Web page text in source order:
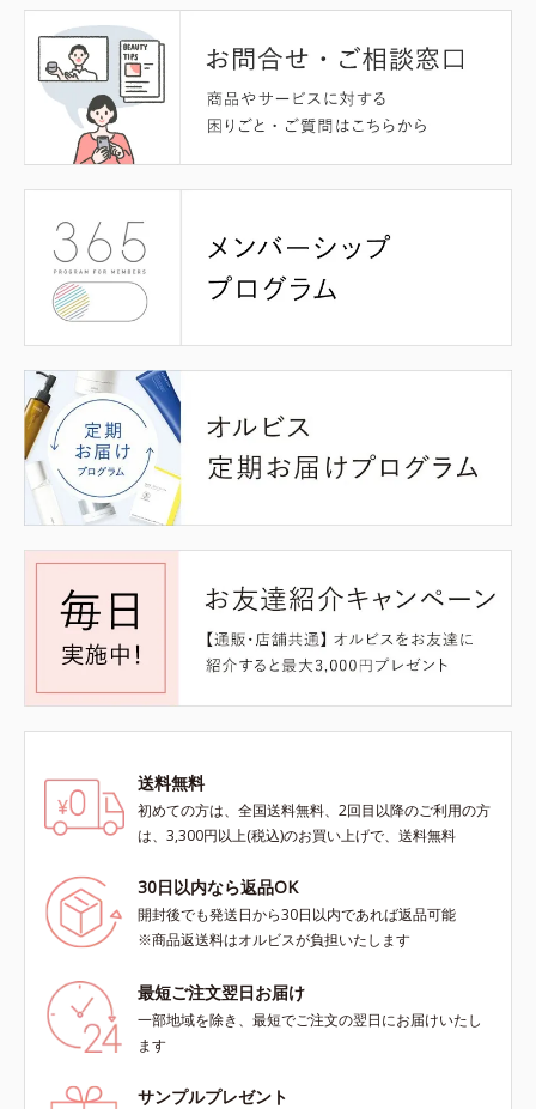
送料無料
初めての方は、全国送料無料、2回目以降のご利用の方
は、3,300円以上(税込)のお買い上げで、送料無料
30日以内なら返品OK
開封後でも発送日から30日以内であれば返品可能
※商品返送料はオルビスが負担いたします
最短ご注文翌日お届け
一部地域を除き、最短でご注文の翌日にお届けいたし
ます
サンプルプレゼント